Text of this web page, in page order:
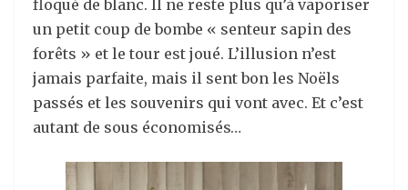
floqué de blanc. Il ne reste plus qu’à vaporiser
un petit coup de bombe « senteur sapin des
forêts » et le tour est joué. L’illusion n’est
jamais parfaite, mais il sent bon les Noëls
passés et les souvenirs qui vont avec. Et c’est
autant de sous économisés…